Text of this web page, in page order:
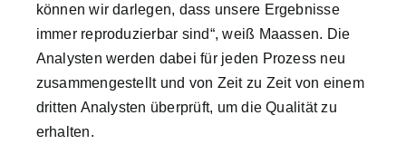
können wir darlegen, dass unsere Ergebnisse
immer reproduzierbar sind“, weiß Maassen. Die
Analysten werden dabei für jeden Prozess neu
zusammengestellt und von Zeit zu Zeit von einem
dritten Analysten überprüft, um die Qualität zu
erhalten.